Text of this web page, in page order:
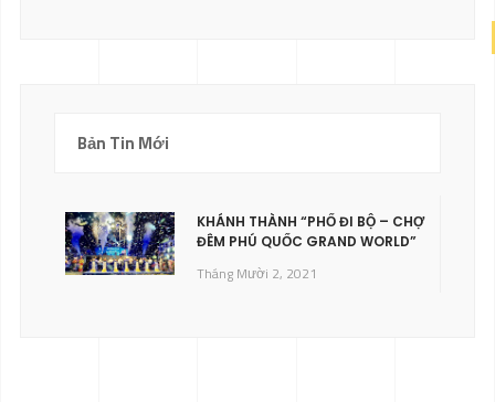
Bản Tin Mới
KHÁNH THÀNH “PHỐ ĐI BỘ – CHỢ
ĐÊM PHÚ QUỐC GRAND WORLD”
Tháng Mười 2, 2021